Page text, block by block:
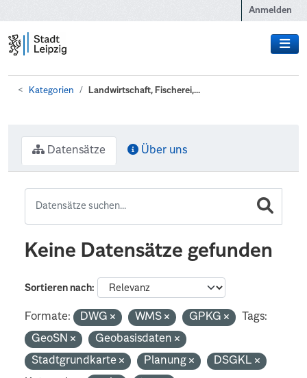
Anmelden
Kategorien Landwirtschaft, Fischerei,...
Datensätze Über uns
Keine Datensätze gefunden
Sortieren nach
Formate: DWG WMS GPKG
Tags:
GeoSN
Geobasisdaten
Stadtgrundkarte
Planung
DSGKL